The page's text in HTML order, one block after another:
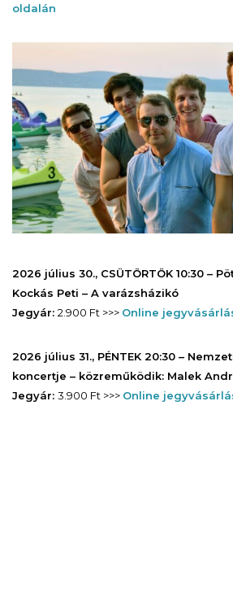
oldalán
2026 július 30., CSÜTÖRTÖK 10:30 –
Kockás Peti – A varázsházikó
Jegyár: 2.900 Ft >>> Online
2026 július 31., PÉNTEK 20:30 –
koncertje – közreműködik: Malek
Jegyár: 3.900 Ft >>> Online